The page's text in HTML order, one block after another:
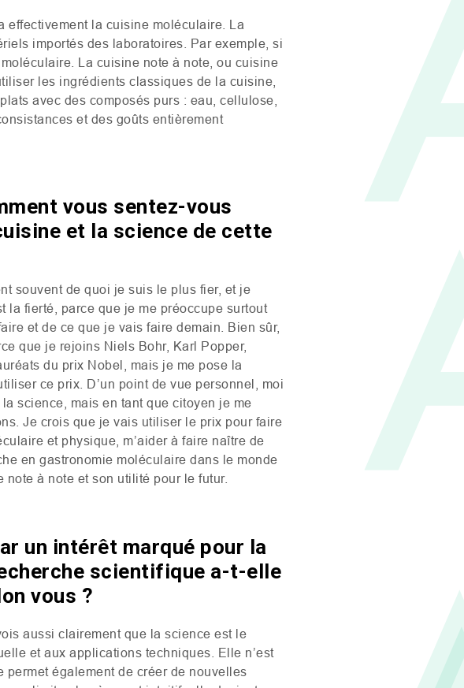
effectivement la cuisine moléculaire. La
importés des laboratoires. Par exemple, si
La cuisine note à note, ou cuisine
les ingrédients classiques de la cuisine,
avec des composés purs : eau, cellulose,
et des goûts entièrement
vous sentez-vous
et la science de cette
souvent de quoi je suis le plus fier, et je
la fierté, parce que je me préoccupe surtout
et de ce que je vais faire demain. Bien sûr,
que je rejoins Niels Bohr, Karl Popper,
du prix Nobel, mais je me pose la
ce prix. D’un point de vue personnel, moi
la science, mais en tant que citoyen je me
Je crois que je vais utiliser le prix pour faire
et physique, m’aider à faire naître de
en gastronomie moléculaire dans le monde
à note et son utilité pour le futur.
un intérêt marqué pour la
scientifique a-t-elle
vous ?
aussi clairement que la science est le
et aux applications techniques. Elle n’est
également de créer de nouvelles